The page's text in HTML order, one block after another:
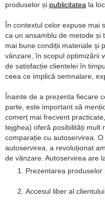
produselor și publicitatea la
În contextul celor expuse mai
ca un ansamblu de metode și
mai bune condiții materiale și
vânzare, în scopul optimizării
de satisfacție clientelei în
ceea ce implică semnalare,
Înainte de a prezenta fiecare
parte, este important să
comerț mai frecvent
tejghea) oferă posibilități mult
comparație cu autoservirea.
autoservirea, a revoluționat
de vânzare. Autoservirea are
Prezentarea
Accesul liber al